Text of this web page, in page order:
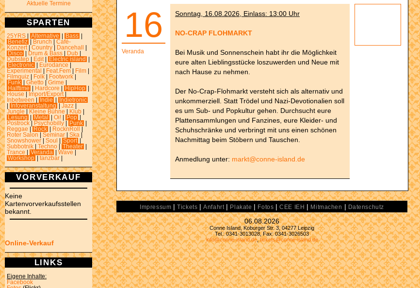
Aktuelle Termine
SPARTEN
25YRS Alternative Bass
Benefiz
Brunch
Café-
Konzert
Country Dancehall
Disco
Drum & Bass Dub
Dubstep
Edit Electric island
Electronic
Eurodance
Experimental
Feat.Fem Film
Filmquiz
Folk Footwork
Funk
Ghetto Grime
Halftime
Hardcore HipHop
House
Import/Export
Inbetween
Indie
Indietronic
Infoveranstaltung Jazz
Jungle
Kleine Bühne Klub
Lesung
Metal Oi! Pop
Postrock
Psychobilly Punk
Reggae
Rock RocknRoll
Roter Salon
Seminar Ska
Snowshower
Soul Sport
Subbotnik
Techno Theater
Trance
Veranda Wave
Workshop
tanzbar
VORVERKAUF
Keine
Kartenvorverkaufsstellen
bekannt.
Online-Verkauf
LINKS
Eigene Inhalte:
Facebook
16
Veranda
Sonntag, 16.08.2026, Einlass: 13:00 Uhr
NO-CRAP FLOHMARKT
Bei Musik und Sonnenschein habt ihr die Möglichkeit
eure alten Lieblingsstücke loszuwerden und Neue mit
nach Hause zu nehmen.
Der No-Crap-Flohmarkt versteht sich als alternativ und
unkommerziell. Statt Trödel und Nazi-Devotionalien soll
es um Sub- und Popkultur gehen. Durchsucht eure
Plattensammlungen und Fanzines, eure Kleider- und
Schuhschränke und verbringt mit uns einen schönen
Nachmittag beim Stöbern und Tauschen.
Anmedlung unter: markt@conne-island.de
Impressum |Tickets |Anfahrt | Plakate | Fotos |CEE IEH | Mitmachen | Datenschutz
06.08.2026
Conne Island, Koburger Str. 3, 04277 Leipzig
Tel.: 0341-3013028, Fax: 0341-3026503
info@conne-island.de,tickets@conne-island.de